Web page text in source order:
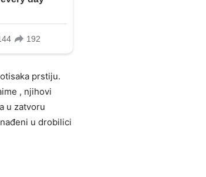
prstiju.
, njihovi
u zatvoru
u drobilici